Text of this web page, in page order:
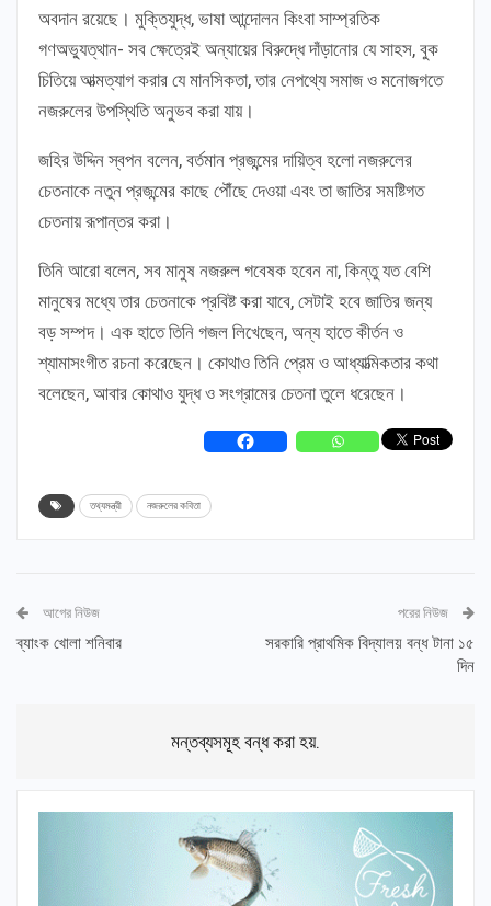
অবদান রয়েছে। মুক্তিযুদ্ধ, ভাষা আন্দোলন কিংবা সাম্প্রতিক
গণঅভ্যুত্থান- সব ক্ষেত্রেই অন্যায়ের বিরুদ্ধে দাঁড়ানোর যে সাহস, বুক
চিতিয়ে আত্মত্যাগ করার যে মানসিকতা, তার নেপথ্যে সমাজ ও মনোজগতে
নজরুলের উপস্থিতি অনুভব করা যায়।
জহির উদ্দিন স্বপন বলেন, বর্তমান প্রজন্মের দায়িত্ব হলো নজরুলের
চেতনাকে নতুন প্রজন্মের কাছে পৌঁছে দেওয়া এবং তা জাতির সমষ্টিগত
চেতনায় রূপান্তর করা।
তিনি আরো বলেন, সব মানুষ নজরুল গবেষক হবেন না, কিন্তু যত বেশি
মানুষের মধ্যে তার চেতনাকে প্রবিষ্ট করা যাবে, সেটাই হবে জাতির জন্য
বড় সম্পদ। এক হাতে তিনি গজল লিখেছেন, অন্য হাতে কীর্তন ও
শ্যামাসংগীত রচনা করেছেন। কোথাও তিনি প্রেম ও আধ্যাত্মিকতার কথা
বলেছেন, আবার কোথাও যুদ্ধ ও সংগ্রামের চেতনা তুলে ধরেছেন।
তথ্যমন্ত্রী নজরুলের কবিতা
আগের নিউজ
ব্যাংক খোলা শনিবার
পরের নিউজ
সরকারি প্রাথমিক বিদ্যালয় বন্ধ টানা ১৫
দিন
মন্তব্যসমূহ বন্ধ করা হয়.